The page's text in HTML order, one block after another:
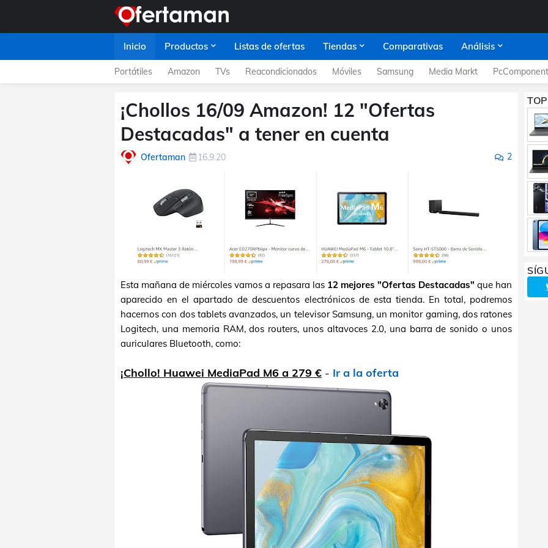
Inicio Productos Listas de ofertas Tiendas Comparativas Análisis
Portátiles Amazon TVs Reacondicionados Móviles Samsung Media Markt
¡Chollos 16/09 Amazon! 12 "Ofertas
Destacadas" a tener en cuenta
Ofertaman 16.9.20 2
Esta mañana de miércoles vamos a repasara las 12 mejores "Ofertas Destacadas" que han
aparecido en el apartado de descuentos electrónicos de esta tienda. En total, podremos
hacernos con dos tablets avanzados, un televisor Samsung, un monitor gaming, dos ratones
Logitech, una memoria RAM, dos routers, unos altavoces 2.0, una barra de sonido o unos
auriculares Bluetooth, como:
¡Chollo! Huawei MediaPad M6 a 279 € - Ir a la oferta